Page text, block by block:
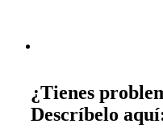
¿Tienes
Descríbelo